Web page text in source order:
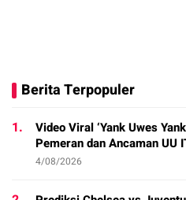
Berita Terpopuler
1.
Video Viral ‘Yank Uwes
Pemeran dan Ancaman UU
4/08/2026